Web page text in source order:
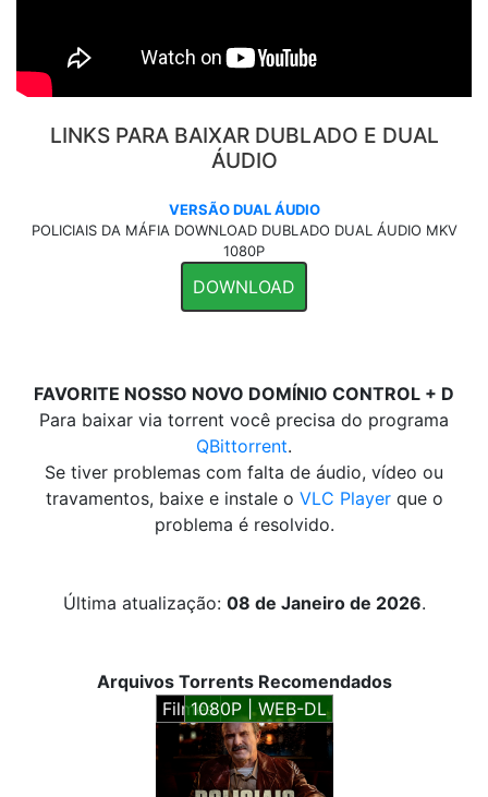
LINKS PARA BAIXAR DUBLADO E DUAL
ÁUDIO
VERSÃO DUAL ÁUDIO
POLICIAIS DA MÁFIA DOWNLOAD DUBLADO DUAL ÁUDIO MKV
1080P
DOWNLOAD
FAVORITE NOSSO NOVO DOMÍNIO CONTROL + D
Para baixar via torrent você precisa do programa
QBittorrent.
Se tiver problemas com falta de áudio, vídeo ou
travamentos, baixe e instale o VLC Playerque o
problema é resolvido.
Última atualização: 08 de Janeiro de 2026.
Arquivos Torrents Recomendados
Filmes1080P | WEB-DL